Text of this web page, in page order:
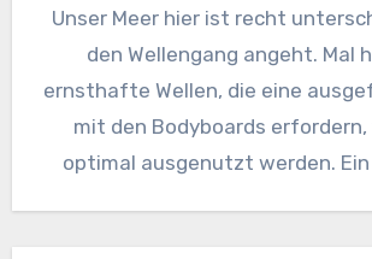
Unser Meer hier ist recht unterschiedlich, was
den Wellengang angeht. Mal
ernsthafte Wellen, die eine
mit den Bodyboards erfordern,
optimal ausgenutzt werden.